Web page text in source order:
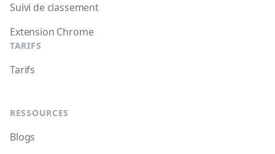
Suivi de classement
Extension Chrome
TARIFS
Tarifs
RESSOURCES
Blogs